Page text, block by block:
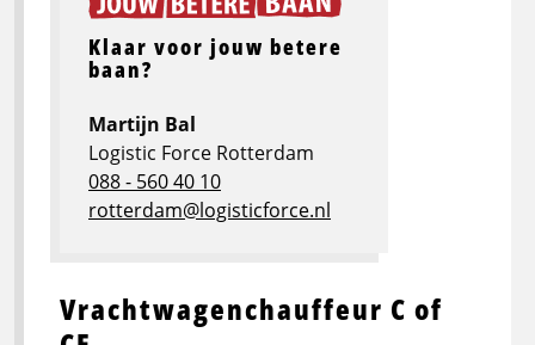
Vrachtwagenchauffeur C of
Klaar voor jouw betere
baan?
Martijn Bal
Logistic Force Rotterdam
088 - 560 40 10
rotterdam@logisticforce.nl